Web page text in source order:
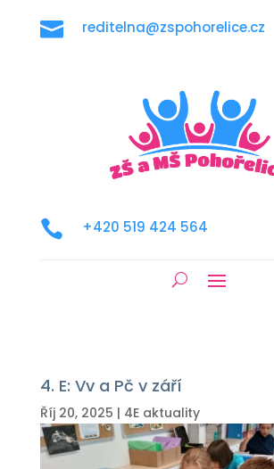
 reditelna@zspohorelice.cz
 +420 519 424 564
4. E: Vv a Pč v září
Říj 20, 2025 | 4E aktuality